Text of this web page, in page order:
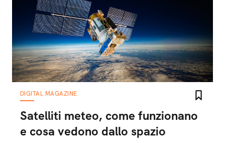
DIGITAL MAGAZINE
Satelliti meteo, come funzionano
e cosa vedono dallo spazio